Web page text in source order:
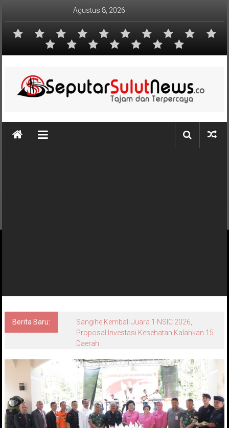
Agustus 8, 2026
Berita Baru:
Sangihe Kembali Juara 1 NSIC 2026,
Proposal Investasi Kesehatan Kalahkan 15
Daerah